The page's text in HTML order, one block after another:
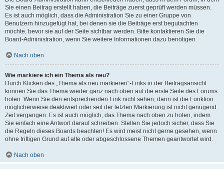
Sie einen Beitrag erstellt haben, die Beiträge zuerst geprüft werden müssen.
Es ist auch möglich, dass die Administration Sie zu einer Gruppe von
Benutzern hinzugefügt hat, bei denen sie die Beiträge erst begutachten
möchte, bevor sie auf der Seite sichtbar werden. Bitte kontaktieren Sie die
Board-Administration, wenn Sie weitere Informationen dazu benötigen.
Nach oben
Wie markiere ich ein Thema als neu?
Durch Klicken des „Thema als neu markieren“-Links in der Beitragsansicht
können Sie das Thema wieder ganz nach oben auf die erste Seite des Forums
holen. Wenn Sie den entsprechenden Link nicht sehen, dann ist die Funktion
möglicherweise deaktiviert oder seit der letzten Markierung ist nicht genügend
Zeit vergangen. Es ist auch möglich, das Thema nach oben zu holen, indem
Sie einfach eine Antwort darauf schreiben. Stellen Sie jedoch sicher, dass Sie
die Regeln dieses Boards beachten! Es wird meist nicht gerne gesehen, wenn
ohne triftigen Grund auf alte oder abgeschlossene Themen geantwortet wird.
Nach oben